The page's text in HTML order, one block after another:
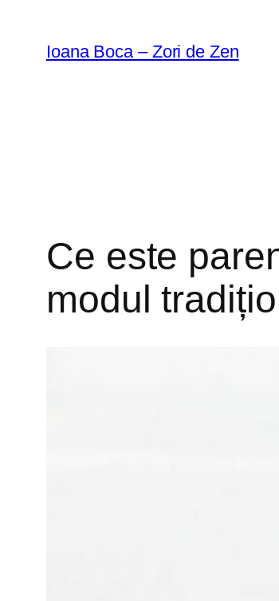
conținut
Ioana Boca – Zori de Zen
Ce este
modul